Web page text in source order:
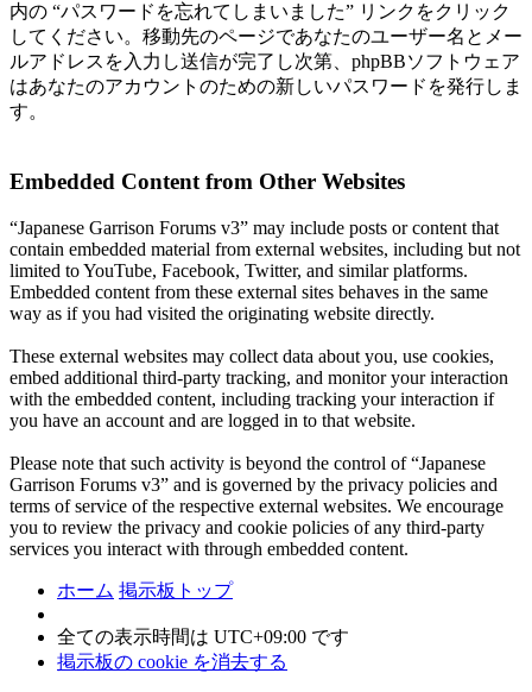
内の “パスワードを忘れてしまいました” リンクをクリック
してください。移動先のページであなたのユーザー名とメー
ルアドレスを入力し送信が完了し次第、phpBBソフトウェア
はあなたのアカウントのための新しいパスワードを発行しま
す。
Embedded Content from Other Websites
“Japanese Garrison Forums v3” may include posts or content that
contain embedded material from external websites, including but not
limited to YouTube, Facebook, Twitter, and similar platforms.
Embedded content from these external sites behaves in the same
way as if you had visited the originating website directly.
These external websites may collect data about you, use cookies,
embed additional third-party tracking, and monitor your interaction
with the embedded content, including tracking your interaction if
you have an account and are logged in to that website.
Please note that such activity is beyond the control of “Japanese
Garrison Forums v3” and is governed by the privacy policies and
terms of service of the respective external websites. We encourage
you to review the privacy and cookie policies of any third-party
services you interact with through embedded content.
ホーム 掲示板トップ
全ての表示時間は UTC+09:00 です
掲示板の cookie を消去する